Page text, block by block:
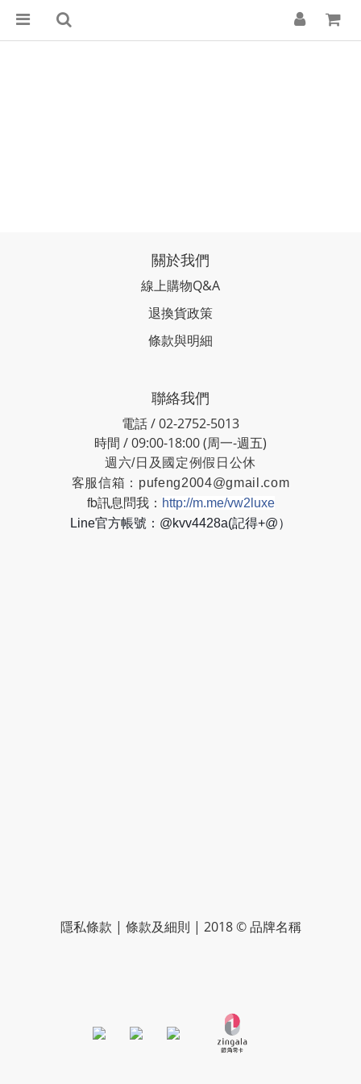
關於我們
線上購物Q&A
退換貨政策
條款與明細
聯絡我們
電話 / 02-2752-5013
時間 / 09:00-18:00 (周一-週五)
週六/日及國定例假日公休
客服信箱： pufeng2004@gmail.com
fb訊息問我： http://m.me/vw2luxe
Line官方帳號：@kvv4428a(記得+@）
隱私條款 | 條款及細則 | 2018 © 品牌名稱